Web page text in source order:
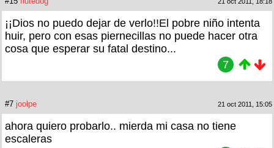
¡¡Dios no puedo dejar de verlo!!El pobre niño intenta
huir, pero con esas piernecillas no puede hacer otra
cosa que esperar su fatal destino...
7
#7 joolpe 21 oct 2011, 15:05
ahora quiero probarlo.. mierda mi casa no tiene
escaleras